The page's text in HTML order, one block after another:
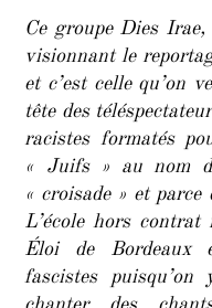
Ce groupe Dies
visionnant le
et c’est celle qu’on
tête des
racistes formatés
« Juifs » au nom
« croisade » et
L’école hors
Éloi de Bordeaux
fascistes